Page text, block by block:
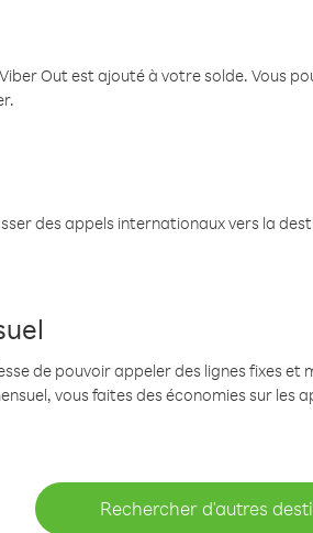
Out est ajouté à votre solde. Vous
des appels internationaux vers la
de pouvoir appeler des lignes fixes
vous faites des économies sur les
Rechercher d'autres